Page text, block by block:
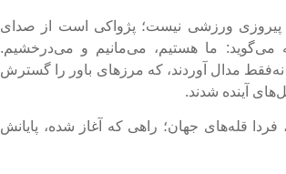
پیروزی ورزشی نیست؛ پژواکی است از صدای
می‌گوید: ما هستیم، می‌مانیم و می‌درخشیم.
مدال آوردند، که مرزهای باور را گسترش
آینده شدند.
قله‌های جهان؛ راهی که آغاز شده، پایانش